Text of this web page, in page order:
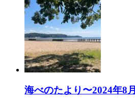
海べのたより〜2024年8